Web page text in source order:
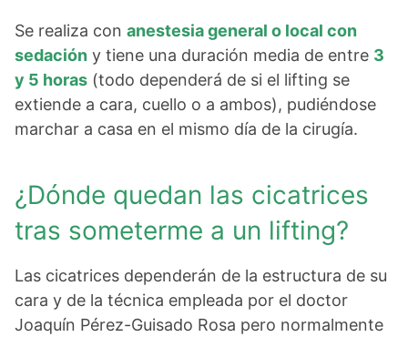
Se realiza con anestesia general o local con
sedación y tiene una duración media de entre 3
y 5 horas (todo dependerá de si el lifting se
extiende a cara, cuello o a ambos), pudiéndose
marchar a casa en el mismo día de la cirugía.
¿Dónde quedan las cicatrices
tras someterme a un lifting?
Las cicatrices dependerán de la estructura de su
cara y de la técnica empleada por el doctor
Joaquín Pérez-Guisado Rosa pero normalmente